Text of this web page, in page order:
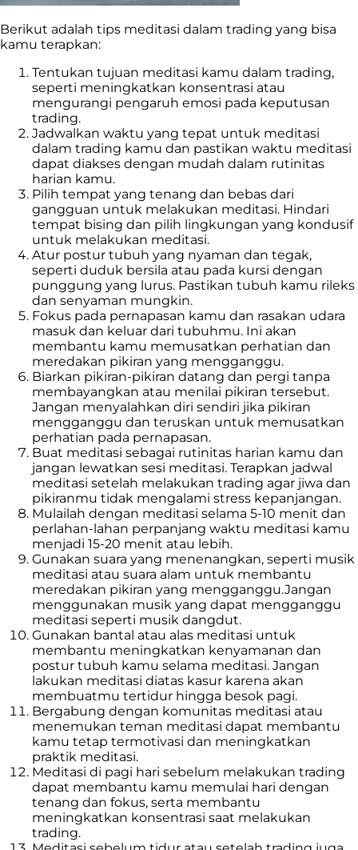
Berikut adalah tips meditasi dalam trading yang bisa
kamu terapkan:
Tentukan tujuan meditasi kamu dalam trading,
seperti meningkatkan konsentrasi atau
mengurangi pengaruh emosi pada keputusan
trading.
Jadwalkan waktu yang tepat untuk meditasi
dalam trading kamu dan pastikan waktu meditasi
dapat diakses dengan mudah dalam rutinitas
harian kamu.
Pilih tempat yang tenang dan bebas dari
gangguan untuk melakukan meditasi. Hindari
tempat bising dan pilih lingkungan yang kondusif
untuk melakukan meditasi.
Atur postur tubuh yang nyaman dan tegak,
seperti duduk bersila atau pada kursi dengan
punggung yang lurus. Pastikan tubuh kamu rileks
dan senyaman mungkin.
Fokus pada pernapasan kamu dan rasakan udara
masuk dan keluar dari tubuhmu. Ini akan
membantu kamu memusatkan perhatian dan
meredakan pikiran yang mengganggu.
Biarkan pikiran-pikiran datang dan pergi tanpa
membayangkan atau menilai pikiran tersebut.
Jangan menyalahkan diri sendiri jika pikiran
mengganggu dan teruskan untuk memusatkan
perhatian pada pernapasan.
Buat meditasi sebagai rutinitas harian kamu dan
jangan lewatkan sesi meditasi. Terapkan jadwal
meditasi setelah melakukan trading agar jiwa dan
pikiranmu tidak mengalami stress kepanjangan.
Mulailah dengan meditasi selama 5-10 menit dan
perlahan-lahan perpanjang waktu meditasi kamu
menjadi 15-20 menit atau lebih.
Gunakan suara yang menenangkan, seperti musik
meditasi atau suara alam untuk membantu
meredakan pikiran yang mengganggu.Jangan
menggunakan musik yang dapat mengganggu
meditasi seperti musik dangdut.
Gunakan bantal atau alas meditasi untuk
membantu meningkatkan kenyamanan dan
postur tubuh kamu selama meditasi. Jangan
lakukan meditasi diatas kasur karena akan
membuatmu tertidur hingga besok pagi.
Bergabung dengan komunitas meditasi atau
menemukan teman meditasi dapat membantu
kamu tetap termotivasi dan meningkatkan
praktik meditasi.
Meditasi di pagi hari sebelum melakukan trading
dapat membantu kamu memulai hari dengan
tenang dan fokus, serta membantu
meningkatkan konsentrasi saat melakukan
trading.